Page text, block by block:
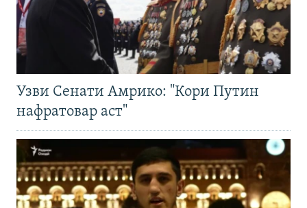
Узви Сенати Амрико: "Кори Путин
нафратовар аст"